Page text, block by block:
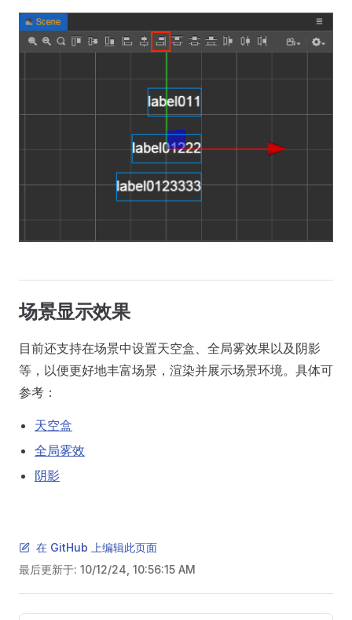
场景显示效果
目前还支持在场景中设置天空盒、全局雾效果以及阴影
等，以便更好地丰富场景，渲染并展示场景环境。具体可
参考：
天空盒
全局雾效
阴影
在 GitHub 上编辑此页面
最后更新于: 10/12/24, 10:56:15 AM